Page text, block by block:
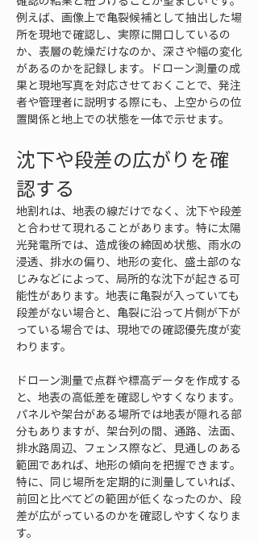
例えば、画像上で亀裂候補として抽出した場
所を現地で確認し、実際に開口しているの
か、表層の乾燥だけなのか、深さや幅の変化
があるのかを記録します。ドローン測量の成
果と現地写真を対応させておくことで、発注
者や管理者に説明する際にも、上空からの位
置関係と地上での状態を一体で示せます。
沈下や段差の広がりを確
認する
地割れは、地表の線だけでなく、沈下や段差
と合わせて現れることがあります。特に太陽
光発電所では、造成後の締固め状態、雨水の
浸透、排水の偏り、地形の変化、盛土部のな
じみなどによって、局所的な沈下が起きる可
能性があります。地表に亀裂が入っていても
段差がない場合と、亀裂に沿って片側が下が
っている場合では、現地での確認優先度が変
わります。
ドローン測量で点群や標高データを作成する
と、地表の高低差を確認しやすくなります。
パネルや架台がある場所では地表が隠れる部
分もありますが、架台列の間、通路、法面、
排水路周辺、フェンス際など、見通しのある
範囲であれば、地形の傾向を把握できます。
特に、同じ場所を定期的に測量していれば、
前回と比べてどの範囲が低くなったのか、段
差が広がっているのかを確認しやすくなりま
す。